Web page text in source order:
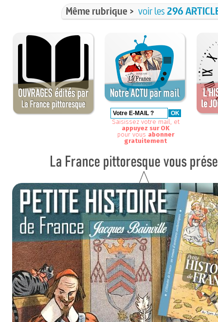
Même rubrique > voir les296
Saisissez votre mail, et
appuyez sur OK
pour vous abonner
gratuitement